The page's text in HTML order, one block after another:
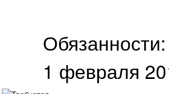
1 февраля